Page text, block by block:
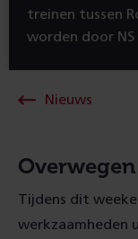
treinen tussen
worden door NS
Nieuws
Overwegen
Tijdens dit
werkzaamheden